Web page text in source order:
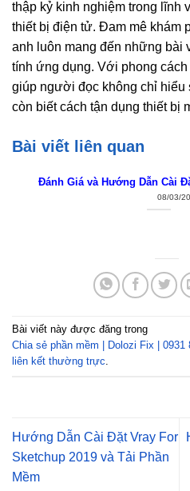
thập kỷ kinh nghiệm trong lĩnh
thiết bị điện tử. Đam mê khám
anh luôn mang đến những bài
tính ứng dụng. Với phong
giúp người đọc không chỉ hiểu
còn biết cách tận dụng thiết bị
Bài viết liên quan
Đánh Giá và Hướng Dẫn Cài
08/03/
Bài viết này được đăng trong
Chia sẻ phần mềm | Dolozi Fix | 0931
liên kết thường trực.
Hướng Dẫn Cài Đặt Vray For
Sketchup 2019 và Tải Phần
Mềm